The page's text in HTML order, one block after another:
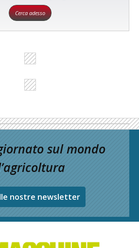
Cerca adesso
sul mondo
nostre newsletter